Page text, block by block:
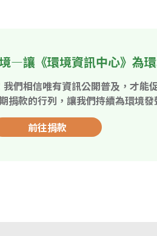
—讓《環境資訊中心》為
我們相信唯有資訊公開普及，才能
捐款的行列，讓我們持續為環境發
前往捐款